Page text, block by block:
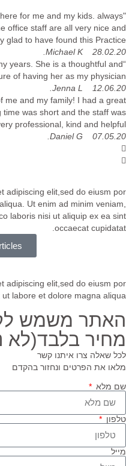
for me and my kids. always
office staff are all very nice and
glad to have found this Practice.”
28.02.20 Michael K.
years. She is a thoughtful and
of having her as my physician.”
12.06.20 Jenna L.
me and my family! I had a great
was short and the staff was
professional, kind and helpful”
07.05.20 Daniel G.
adipiscing elit,sed do eiusm por
Ut enim ad minim veniam,
laboris nisi ut aliquip ex ea sint
occaecat cupidatat.
adipiscing elit,sed do eiusm por
ut labore et dolore magna aliqua.
האתר משמש
מחיר בלבד(לא
לכל שאלה צרו איתנו קשר
מלאו את הפרטים ונחזור בהקדם
שם מלא
טלפון
מייל